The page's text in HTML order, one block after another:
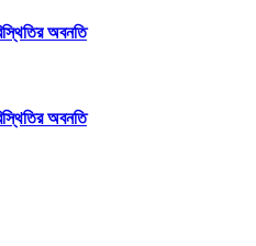
অবনতি
অবনতি